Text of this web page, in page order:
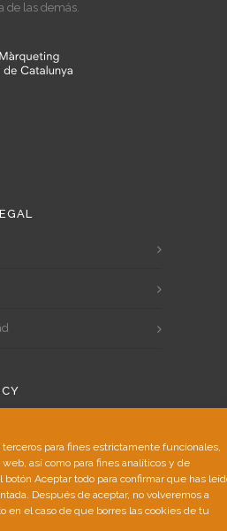
para fines estrictamente funcionales,
así como para fines analíticos y de
Aceptar todo para confirmar que has
Después de aceptar, no volveremos a
en el caso de que borres las cookies de tu
de las demás.